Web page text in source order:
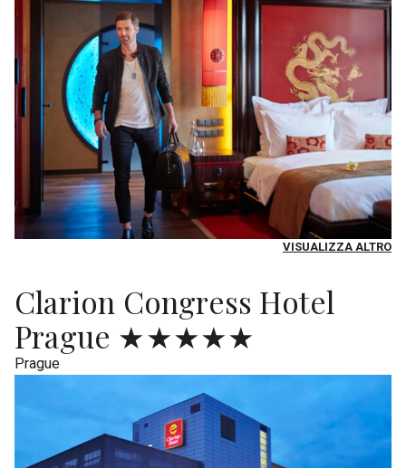
VISUALIZZA ALTRO
Clarion Congress Hotel
Prague ★★★★★
Prague